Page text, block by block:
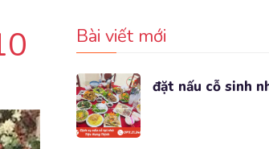
Bài viết mới
đặt nấu cỗ sinh